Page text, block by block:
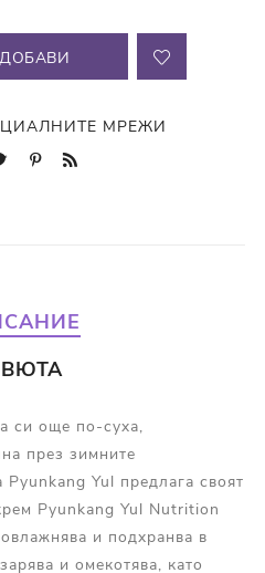
ДОБАВИ
МРЕЖИ
си още по-суха,
през зимните
Yul предлага своят
Pyunkang Yul Nutrition
и подхранва в
и омекотява, като